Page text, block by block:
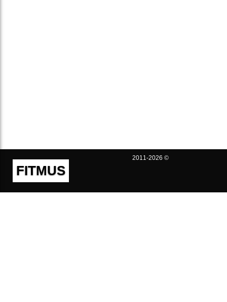
FITMUS
2011-2026 ©